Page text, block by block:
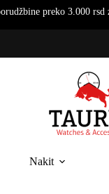
preko 3.000 rsd za
Nakit